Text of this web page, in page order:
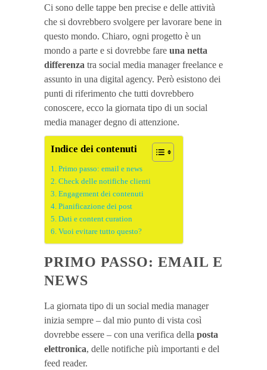
Ci sono delle tappe ben precise e delle attività
che si dovrebbero svolgere per lavorare bene in
questo mondo. Chiaro, ogni progetto è un
mondo a parte e si dovrebbe fare una netta
differenza tra social media manager freelance e
assunto in una digital agency. Però esistono dei
punti di riferimento che tutti dovrebbero
conoscere, ecco la giornata tipo di un social
media manager degno di attenzione.
Indice dei contenuti
Primo passo: email e news
Check delle notifiche clienti
Engagement dei contenuti
Pianificazione dei post
Dati e content curation
Vuoi evitare tutto questo?
PRIMO PASSO: EMAIL E
NEWS
La giornata tipo di un social media manager
inizia sempre – dal mio punto di vista così
dovrebbe essere – con una verifica della posta
elettronica, delle notifiche più importanti e del
feed reader.